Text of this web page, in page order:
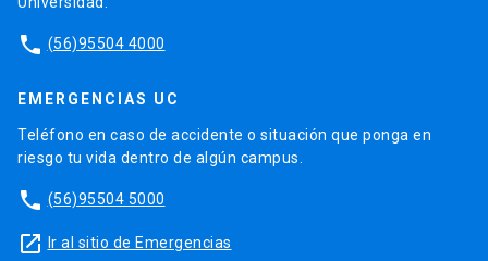
phone (56)95504 4000
EMERGENCIAS UC
Teléfono en caso de accidente o situación que ponga en
riesgo tu vida dentro de algún campus.
phone (56)95504 5000
launch Ir al sitio de Emergencias